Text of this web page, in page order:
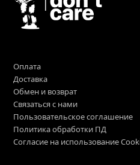
Оплата
Доставка
Обмен и возврат
Связаться с нами
Пользовательское соглашение
Политика обработки ПД
Согласие на использование